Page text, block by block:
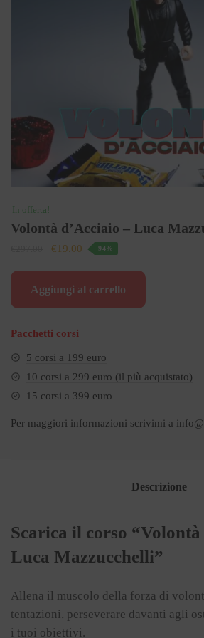
In offerta!
Volontà d’Acciaio – Luca
Il
era:
€19.00
è:
-94%
Aggiungi al carrello
Pacchetti corsi
5 corsi a 199 euro
10 corsi a 299 euro (il più acquistato)
15 corsi a 399 euro
Per maggiori informazioni scrivimi a
Descrizione
Scarica il corso “Volontà
Luca Mazzucchelli”
Allena il muscolo della forza di
tentazioni, perseverare davanti agli
i tuoi obiettivi.